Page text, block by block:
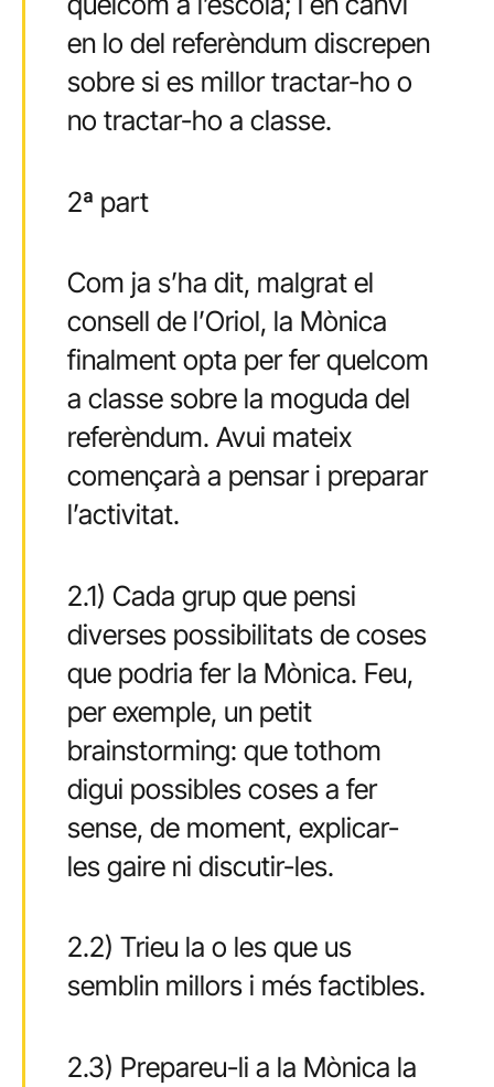
en lo del referèndum discrepen
sobre si es millor tractar-ho o
no tractar-ho a classe.
2ª part
Com ja s’ha dit, malgrat el
consell de l’Oriol, la Mònica
finalment opta per fer quelcom
a classe sobre la moguda del
referèndum. Avui mateix
començarà a pensar i preparar
l’activitat.
2.1) Cada grup que pensi
diverses possibilitats de coses
que podria fer la Mònica. Feu,
per exemple, un petit
brainstorming: que tothom
digui possibles coses a fer
sense, de moment, explicar-
les gaire ni discutir-les.
2.2) Trieu la o les que us
semblin millors i més factibles.
2.3) Prepareu-li a la Mònica la